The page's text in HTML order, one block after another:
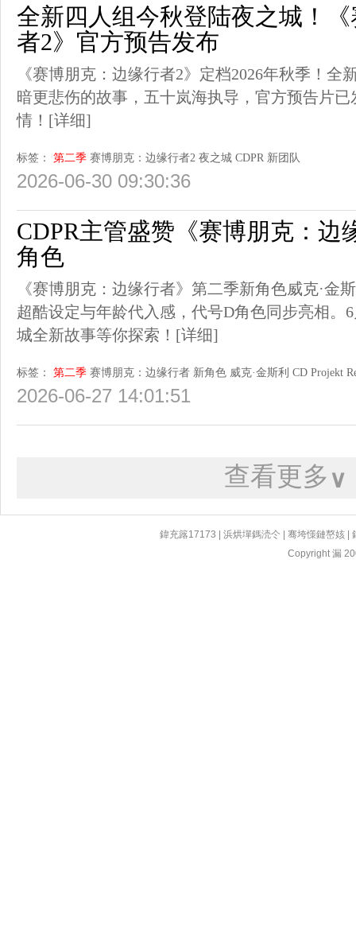
全新四人组今秋登陆夜之城！
者2》官方预告发布
《赛博朋克：边缘行者2》定档2026年秋季！全
暗更悲伤的故事，五十岚海执导，官方预告片
情！ [详细]
标签： 第二季 赛博朋克：边缘行者2 夜之城 CDPR 新团队
2026-06-30 09:30:36
CDPR主管盛赞《赛博朋克：边
角色
《赛博朋克：边缘行者》第二季新角色威克·金
超酷设定与年龄代入感，代号D角色同步亮相。
城全新故事等你探索！ [详细]
标签： 第二季 赛博朋克：边缘行者 新角色 威克·金斯利 CD Projekt
2026-06-27 14:01:51
查看更多 ∨
鍏充簬17173 |浜烘墠鎷涜仒 |骞垮憡鏈嶅姟 |
Copyright 漏